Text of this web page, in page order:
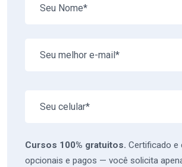
Cursos 100% gratuitos. Certificado e
opcionais e pagos — você solicita